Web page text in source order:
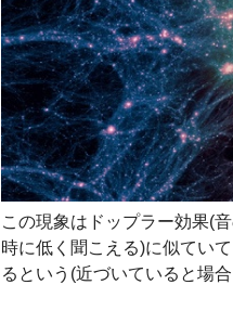
この現象はドップラー効果(
時に低く聞こえる)に似てい
るという(近づいていると場